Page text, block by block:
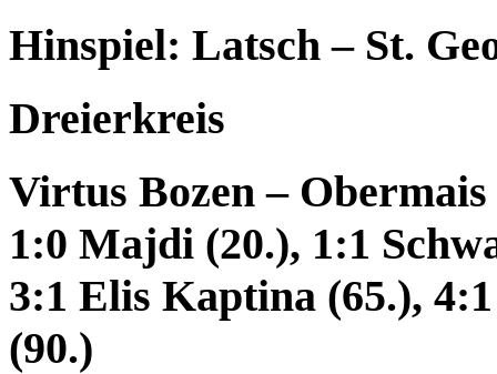
Hinspiel: Latsch – St.
Dreierkreis
Virtus Bozen – Obermais
1:0 Majdi (20.), 1:1
3:1 Elis Kaptina (65.),
(90.)